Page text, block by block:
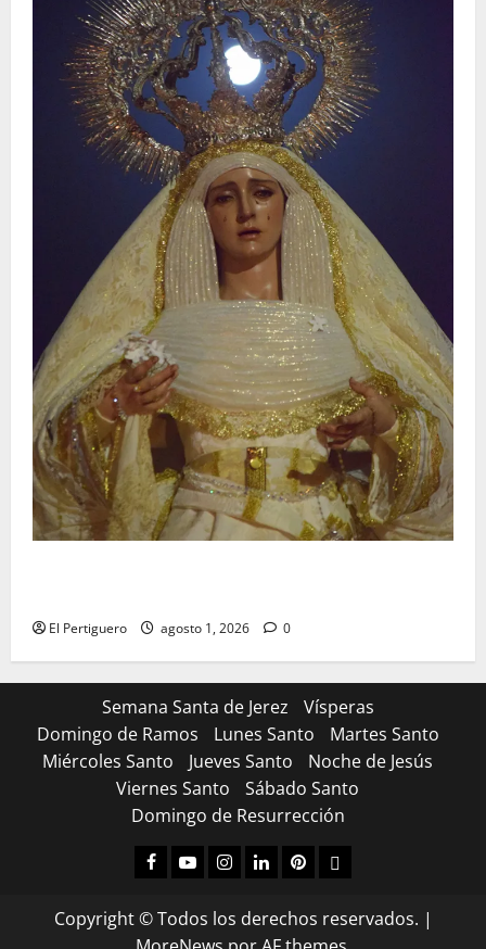
El Pertiguero agosto 1, 2026 0
Semana Santa de Jerez
Vísperas
Domingo de Ramos
Lunes Santo
Martes Santo
Miércoles Santo
Jueves Santo
Noche de Jesús
Viernes Santo
Sábado Santo
Domingo de Resurrección
Facebook
YoutubeInstagram
LinkedPinterestDribbble
Copyright © Todos los derechos reservados. |